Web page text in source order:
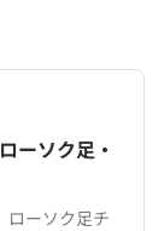
ーソク足・
ローソク足チ